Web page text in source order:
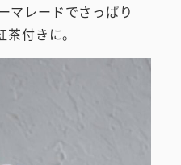
マレードでさっぱり
付きに。